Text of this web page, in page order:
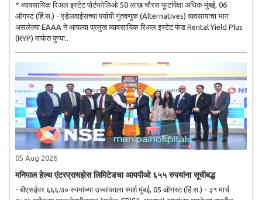
* व्यावसायिक रिअल इस्टेट पोर्टफोलिओ 50 लाख चौरस फूटांपेक्षा अधिक मुंबई, 06
ऑगस्ट (हिं.स.) - एडेलवाईसच्या पर्यायी गुंतवणूक (Alternatives) व्यवसायाचा भाग
असलेल्या EAAA ने आपल्या प्रमुख व्यावसायिक रिअल इस्टेट फंड Rental Yield Plus
(RYP) मार्फत पुण्या..
05 Aug 2026
मनिपाल हेल्थ एंटरप्रायझेस लिमिटेडचा आयपीओ ६५५ रुपयांना सूचीबद्ध
- बीएसईवर ६६६.७० रुपयांच्या उच्चांकाला स्पर्श मुंबई, 05 ऑगस्ट (हिं.स.) - ३१ मार्च